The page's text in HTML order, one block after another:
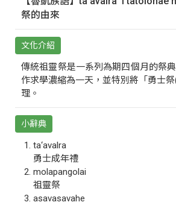
祭的由來
文化介紹
傳統祖靈祭是一系列為期四個月的祭
作求學濃縮為一天，並特別將「勇士祭
理。
小辭典
ta‘avalra
勇士成年禮
molapangolai
祖靈祭
asavasavahe